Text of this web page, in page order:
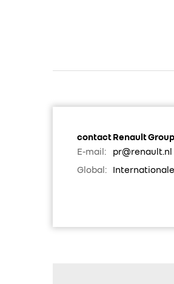
contact Renault
E-mail:
pr@renault.nl
Global: